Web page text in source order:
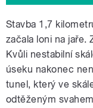
Stavba 1,7
začala loni na jaře.
Kvůli nestabilní
úseku nakonec
tunel, který ve
odtěženým